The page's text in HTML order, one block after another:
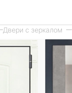
Двери с зеркалом